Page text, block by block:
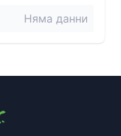
Няма данни